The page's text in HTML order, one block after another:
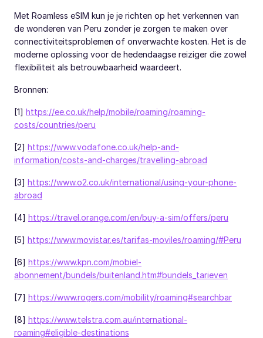
Met Roamless eSIM kun je je richten op het verkennen van
de wonderen van Peru zonder je zorgen te maken over
connectiviteitsproblemen of onverwachte kosten. Het is de
moderne oplossing voor de hedendaagse reiziger die zowel
flexibiliteit als betrouwbaarheid waardeert.
Bronnen:
[1] https://ee.co.uk/help/mobile/roaming/roaming-
costs/countries/peru
[2] https://www.vodafone.co.uk/help-and-
information/costs-and-charges/travelling-abroad
[3] https://www.o2.co.uk/international/using-your-phone-
abroad
[4] https://travel.orange.com/en/buy-a-sim/offers/peru
[5] https://www.movistar.es/tarifas-moviles/roaming/#Peru
[6] https://www.kpn.com/mobiel-
abonnement/bundels/buitenland.htm#bundels_tarieven
[7] https://www.rogers.com/mobility/roaming#searchbar
[8] https://www.telstra.com.au/international-
roaming#eligible-destinations